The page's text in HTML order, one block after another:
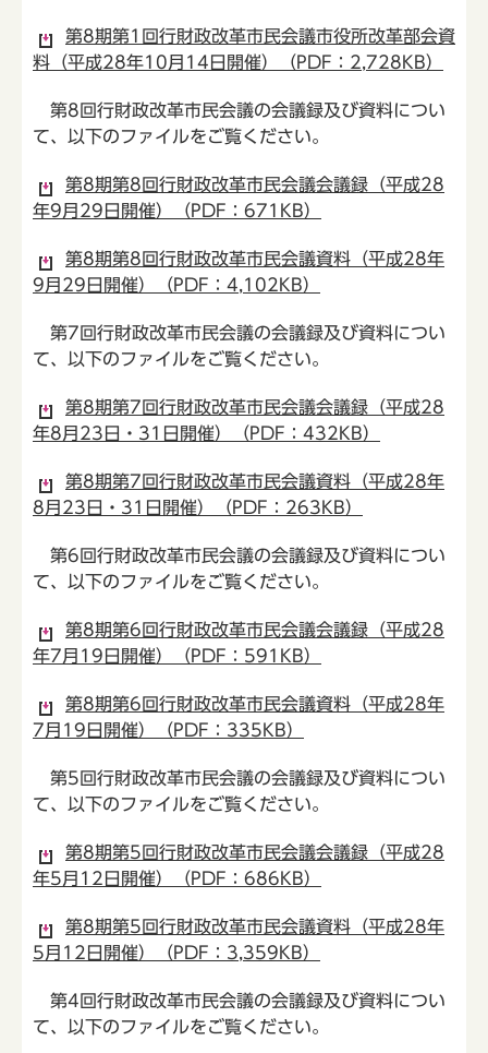
第8期第1回行財政改革市民会議市役所改革部会資
料（平成28年10月14日開催）（PDF：2,728KB）
第8回行財政改革市民会議の会議録及び資料につい
て、以下のファイルをご覧ください。
第8期第8回行財政改革市民会議会議録（平成28
年9月29日開催）（PDF：671KB）
第8期第8回行財政改革市民会議資料（平成28年
9月29日開催）（PDF：4,102KB）
第7回行財政改革市民会議の会議録及び資料につい
て、以下のファイルをご覧ください。
第8期第7回行財政改革市民会議会議録（平成28
年8月23日・31日開催）（PDF：432KB）
第8期第7回行財政改革市民会議資料（平成28年
8月23日・31日開催）（PDF：263KB）
第6回行財政改革市民会議の会議録及び資料につい
て、以下のファイルをご覧ください。
第8期第6回行財政改革市民会議会議録（平成28
年7月19日開催）（PDF：591KB）
第8期第6回行財政改革市民会議資料（平成28年
7月19日開催）（PDF：335KB）
第5回行財政改革市民会議の会議録及び資料につい
て、以下のファイルをご覧ください。
第8期第5回行財政改革市民会議会議録（平成28
年5月12日開催）（PDF：686KB）
第8期第5回行財政改革市民会議資料（平成28年
5月12日開催）（PDF：3,359KB）
第4回行財政改革市民会議の会議録及び資料につい
て、以下のファイルをご覧ください。